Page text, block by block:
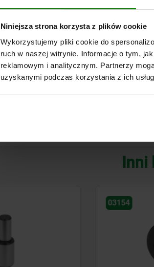
Niniejsza strona korzysta z plików cookie
Wykorzystujemy pliki cookie do
ruch w naszej witrynie. Informacje o tym,
reklamowym i analitycznym. Partnerzy
uzyskanymi podczas korzystania z ich
D1 D2 D3 H H1 H2 H3
M18x1 21 M5 5,5 4 15 26,7